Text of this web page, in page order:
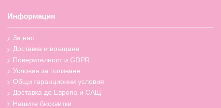
Информация
За нас
Доставка и връщане
Поверителност и GDPR
Условия за ползване
Общи гаранционни условия
Доставка до Европа и САЩ
Нашите бисквитки